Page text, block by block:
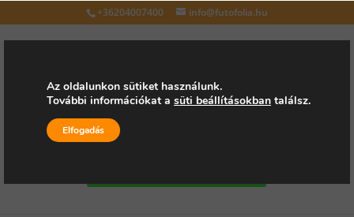
+36204007400 info@futofolia.hu
Válasszon oldalt
Az oldalunkon sütiket használunk.
További információkat a süti beállításokban találsz.
Elfogadás